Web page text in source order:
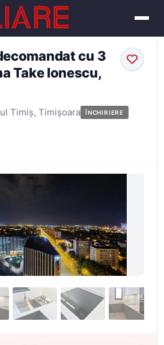
cu 3
Take Ionescu,
Timiș, Timișoara ÎNCHIRIERE